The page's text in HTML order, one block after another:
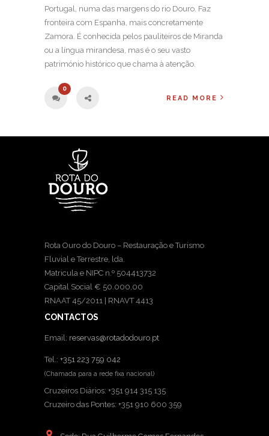
Portugal, numa das margens do rio Douro. Faz
fronteira com Espanha, mais concretamente
Zamora. É conhecida pelos pauliteiros de Miranda
ou a língua mirandesa, mas é o seu vasto
património histórico que chama à atenção.
0
READ MORE
Rota Ouro do Douro – Restauração e Turismo
Fluvial e Terrestre, lda.
Matricula e NIPC n.º 504413732
Capital Social € 50.000,00
RNAAT 45/2011 | RNAVT 4413
CONTACTOS
Email: reservas@rotadodouro.pt
Tel.: +351 223 759 042
(Chamada para a rede fixa nacional)
Cruzeiros Diários: +351 914 315 135
Cruzeiro das Pontes: +351 910 600 359